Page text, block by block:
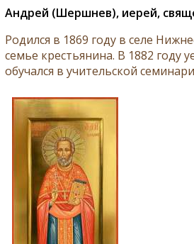
Андрей (Шершнев), иерей,
Родился в 1869 году в селе
семье крестьянина. В 1882 году
обучался в учительской